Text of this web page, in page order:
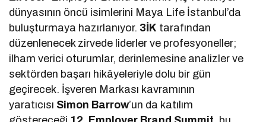
dünyasının öncü isimlerini Maya Life İstanbul’da
buluşturmaya hazırlanıyor. 3İK tarafından
düzenlenecek zirvede liderler ve profesyoneller;
ilham verici oturumlar, derinlemesine analizler ve
sektörden başarı hikâyeleriyle dolu bir gün
geçirecek. İşveren Markası kavramının
yaratıcısı Simon Barrow’un da katılım